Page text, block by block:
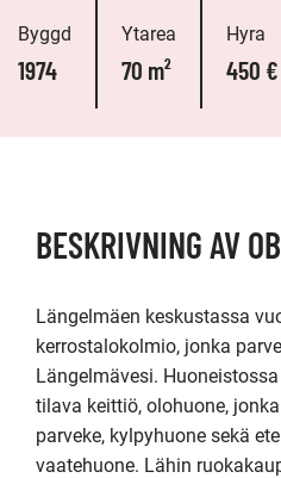
Byggd
1974
Ytarea
70 m²
Hyra
450 €
BESKRIVNING AV
Längelmäen keskustassa
kerrostalokolmio, jonka
Längelmävesi.
tilava keittiö, olohuone,
parveke, kylpyhuone sekä
vaatehuone. Lähin